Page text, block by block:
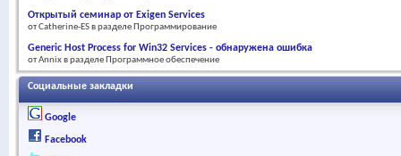
Открытый семинар от Exigen Services
от Catherine-ES в разделе Программирование
Generic Host Process for Win32 Services - обнаружена ошибка
от Annix в разделе Программное обеспечение
Социальные закладки
Google
Facebook